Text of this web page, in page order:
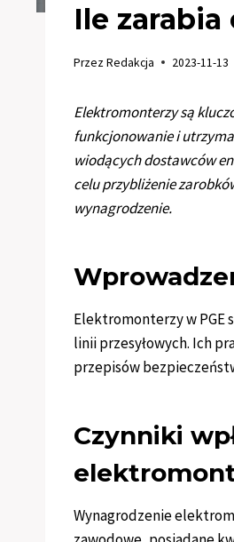
Ile
PrzezRedakcja 2023-11-13
Elektromonterzy są
funkcjonowanie i
wiodących dostawców
celu przybliżenie
wynagrodzenie.
Elektromonterzy w PGE
linii przesyłowych. Ich
przepisów
Czynniki
Wynagrodzenie